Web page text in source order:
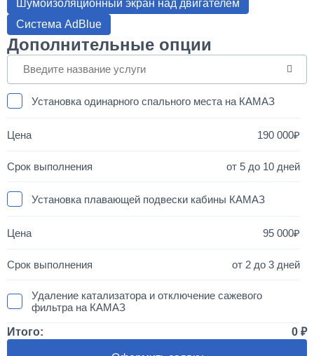
Шумоизоляционный экран над двигателем
Система AdBlue
Дополнительные опции
Установка одинарного спального места на КАМАЗ
190 000
от 5 до 10 дней
Установка плавающей подвески кабины КАМАЗ
95 000
от 2 до 3 дней
Удаление катализатора и отключение сажевого
фильтра на КАМАЗ
50 000
Итого: 0